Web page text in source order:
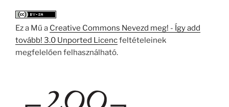
Ez a Mű a Creative Commons Nevezd meg! - Így add
tovább! 3.0 Unported Licencfeltételeinek
megfelelően felhasználható.